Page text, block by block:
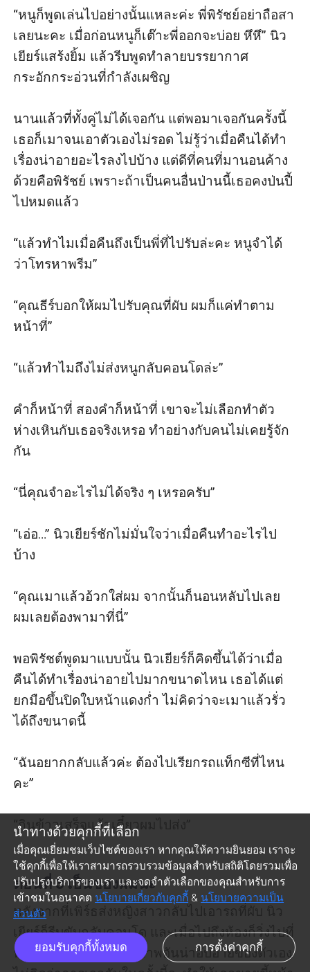
นำทางด้วยคุกกี้ที่เลือก
เมื่อคุณเยี่ยมชมเว็บไซต์ของเรา หากคุณให้ความยินยอม เราจะ
ใช้คุกกี้เพื่อให้เราสามารถรวบรวมข้อมูลสำหรับสถิติโดยรวมเพื่อ
ปรับปรุงบริการของเรา และจดจำตัวเลือกของคุณสำหรับการ
เข้าชมในอนาคต นโยบายเกี่ยวกับคุกกี้ & นโยบายความเป็น
ส่วนตัว
ยอมรับคุกกี้ทั้งหมด การตั้งค่าคุกกี้
“หนูก็พูดเล่นไปอย่างนั้นแหละค่ะ พี่พิรัชย์อย่าถือสา
เลยนะคะ เมื่อก่อนหนูก็เต๊าะพี่ออกจะบ่อย หึหึ” นิว
เยียร์แสร้งยิ้ม แล้วรีบพูดทำลายบรรยากาศ
กระอักกระอ่วนที่กำลังเผชิญ
นานแล้วที่ทั้งคู่ไม่ได้เจอกัน แต่พอมาเจอกันครั้งนี้
เธอก็เมาจนเอาตัวเองไม่รอด ไม่รู้ว่าเมื่อคืนได้ทำ
เรื่องน่าอายอะไรลงไปบ้าง แต่ดีที่คนที่มานอนค้าง
ด้วยคือพิรัชย์ เพราะถ้าเป็นคนอื่นป่านนี้เธอคงป่นปี้
ไปหมดแล้ว
“แล้วทำไมเมื่อคืนถึงเป็นพี่ที่ไปรับล่ะคะ หนูจำได้
ว่าโทรหาพรีม”
“คุณธีร์บอกให้ผมไปรับคุณที่ผับ ผมก็แค่ทำตาม
หน้าที่”
“แล้วทำไมถึงไม่ส่งหนูกลับคอนโดล่ะ”
คำก็หน้าที่ สองคำก็หน้าที่ เขาจะไม่เลือกทำตัว
ห่างเหินกับเธอจริงเหรอ ทำอย่างกับคนไม่เคยรู้จัก
กัน
“นี่คุณจำอะไรไม่ได้จริง ๆ เหรอครับ”
“เอ่อ…” นิวเยียร์ชักไม่มั่นใจว่าเมื่อคืนทำอะไรไป
บ้าง
“คุณเมาแล้วอ้วกใส่ผม จากนั้นก็นอนหลับไปเลย
ผมเลยต้องพามาที่นี่”
พอพิรัชต์พูดมาแบบนั้น นิวเยียร์ก็คิดขึ้นได้ว่าเมื่อ
คืนได้ทำเรื่องน่าอายไปมากขนาดไหน เธอได้แต่
ยกมือขึ้นปิดใบหน้าแดงก่ำ ไม่คิดว่าจะเมาแล้วรั่ว
ได้ถึงขนาดนี้
“ฉันอยากกลับแล้วค่ะ ต้องไปเรียกรถแท็กซีที่ไหน
คะ”
“กินข้าวเสร็จแล้วเดี๋ยวผมไปส่ง”
ตอนที่ 3 เป็นของผมนะ
หลังจากที่เพิร์ธส่งหญิงสาวกลับไปเอารถที่ผับ นิว
เยียร์ก็รีบขับกลับคอนโด และเมื่อไปถึงห้องก็วิ่งไปที่
หน้ากระจกเพื่อส่องดูสภาพอันน่าอับอายของตัวเอง